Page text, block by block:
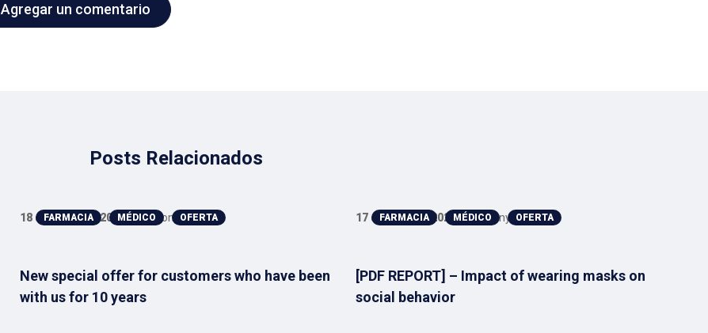
Agregar un comentario
Posts Relacionados
FARMACIA MÉDICO OFERTA
New special offer for customers who have been
with us for 10 years
18 de mayo de 2020 Anthony FARMACIA MÉDICO OFERTA
[PDF REPORT] – Impact of wearing masks on
social behavior
17 de abril de 2020 Anthony